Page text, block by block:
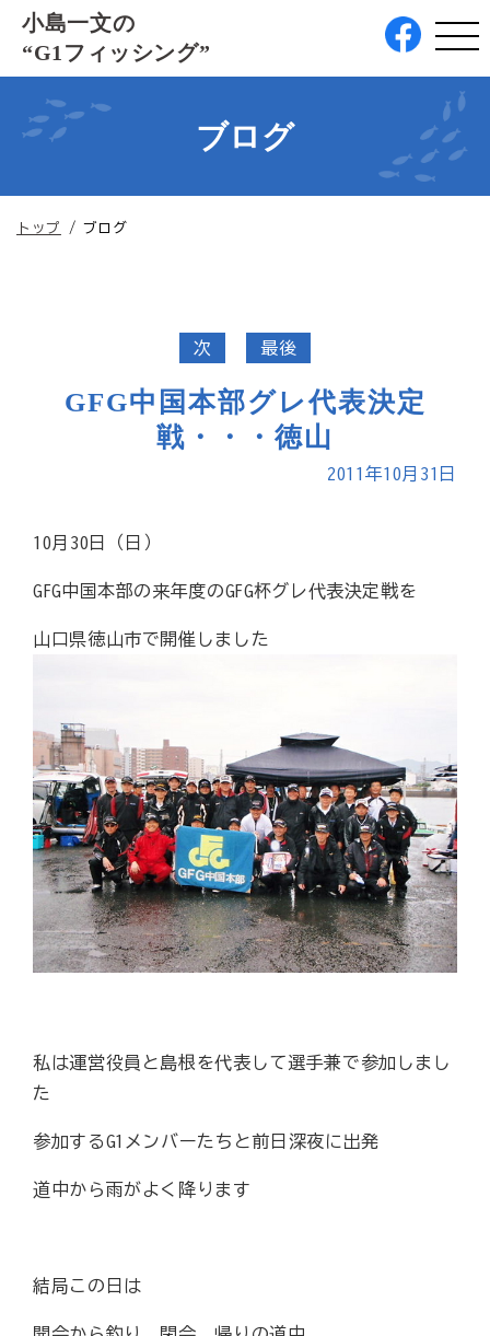
このページの本文へ
小島一文の
“G1フィッシング”
ブログ
現
トップ / ブログ
次 最後
GFG中国本部グレ代表決定
戦・・・徳山
2011年10月31日
10月30日（日）
GFG中国本部の来年度のGFG杯グレ代表決定戦を
山口県徳山市で開催しました
私は運営役員と島根を代表して選手兼で参加しまし
た
参加するG1メンバーたちと前日深夜に出発
道中から雨がよく降ります
結局この日は